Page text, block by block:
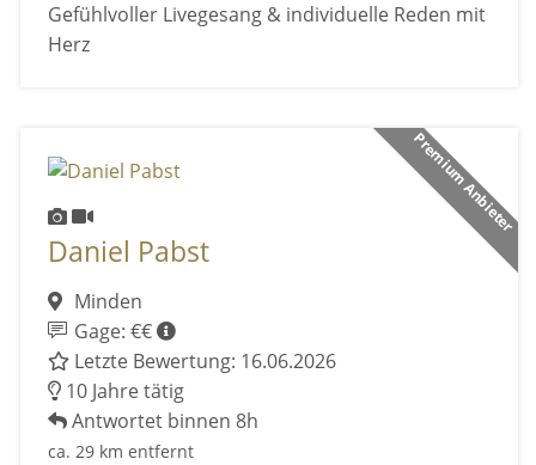
Gefühlvoller Livegesang & individuelle Reden mit
Herz
Premium Anbieter
Daniel Pabst
Minden
Gage: €€
Letzte Bewertung: 16.06.2026
10 Jahre tätig
Antwortet binnen 8h
ca. 29 km entfernt